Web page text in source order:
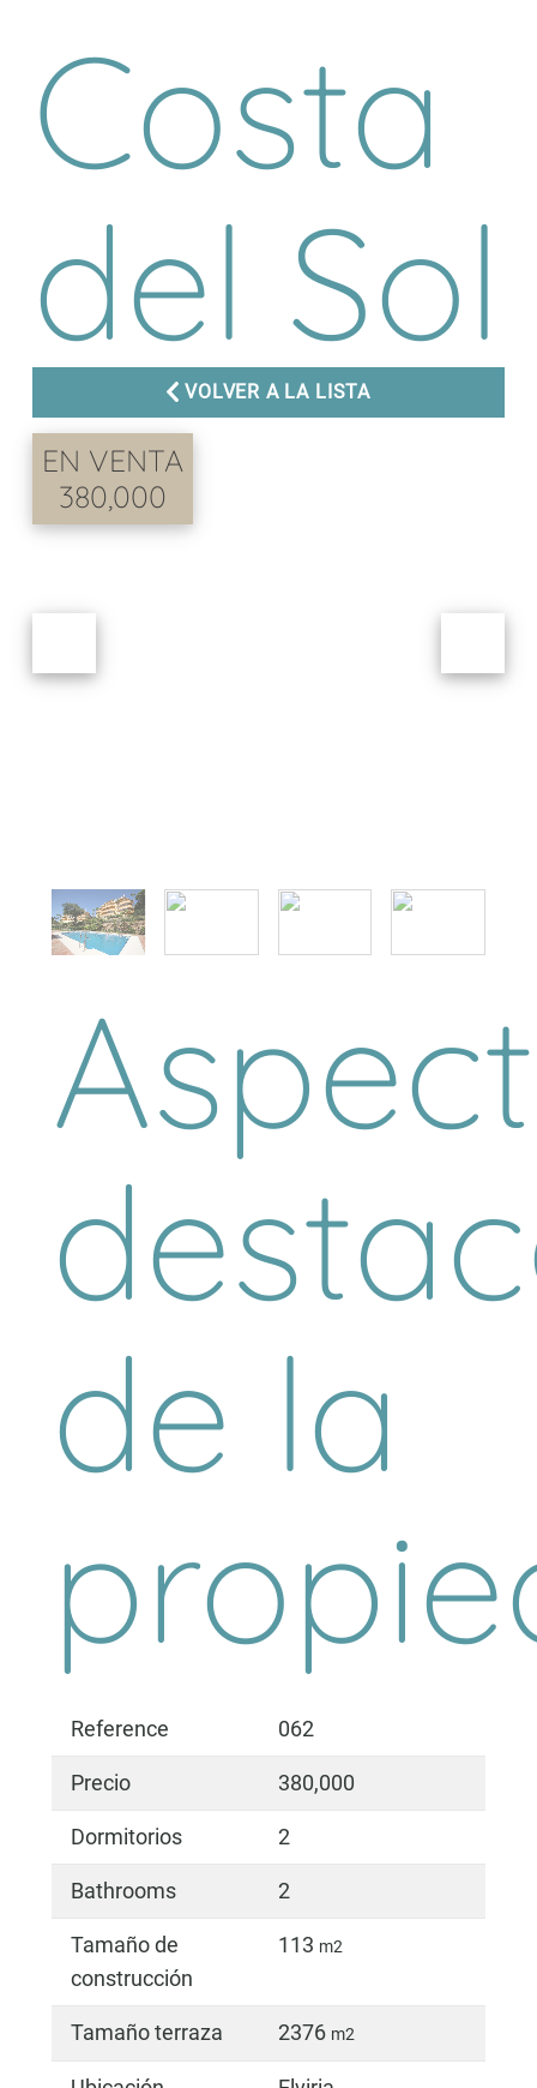
Costa
del Sol
VOLVER A LA LISTA
EN VENTA
380,000
de la
Reference 062
Precio 380,000
Dormitorios 2
Bathrooms 2
Tamaño de
construcción
113 m2
Tamaño terraza 2376 m2